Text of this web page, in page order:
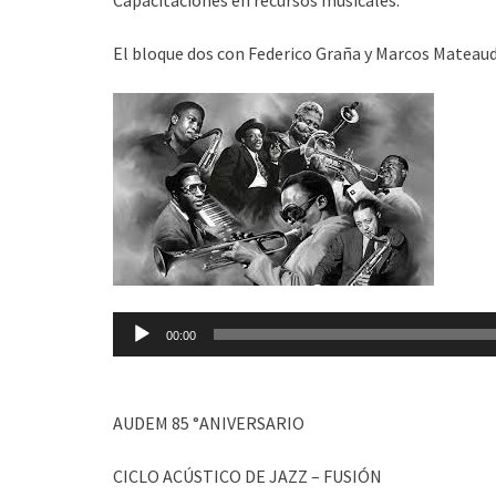
El bloque dos con Federico Graña y Marcos
Reproductor
00:00
AUDEM 85 °ANIVERSARIO
CICLO ACÚSTICO DE JAZZ – FUSIÓN